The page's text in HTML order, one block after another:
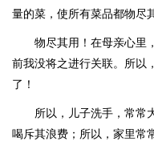
量的菜，使所有菜品都物尽
物尽其用！在母亲心里
前我没将之进行关联。所以
了！
所以，儿子洗手，常常
喝斥其浪费；所以，家里常